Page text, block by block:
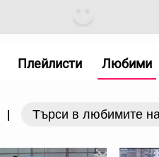
|
Плейлисти Любими